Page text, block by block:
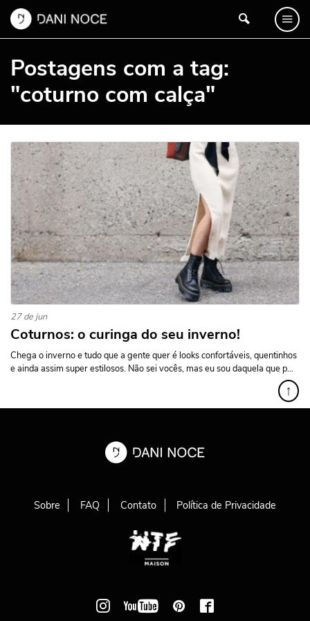
Postagens com a tag:
"coturno com calça"
27 de jun
Coturnos: o curinga do seu inverno!
Chega o inverno e tudo que a gente quer é looks confortáveis, quentinhos
e ainda assim super estilosos. Não sei vocês, mas eu sou daquela que p...
↑
Sobre FAQ Contato Política de Privacidade